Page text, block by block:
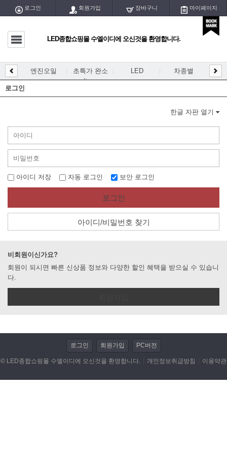
마이페이지
엔진오일
초특가 완소 Item
차종별
DIY용 PCB
DIY용 블럭/홀더
저항/전자부품/전자모듈
DIY KIT
로그인 회원가입 장바구니 마이페이지
LED종합쇼핑몰 수엘이디에 오신것을 환영합니다.
엔진오일
초특가 완소
Item
LED 차종별 DIY
LED
개등/
로그인
한글 자판 열기
아이디 저장 자동 로그인 보안 로그인
로그인
아이디/비밀번호 찾기
비회원이신가요?
회원이 되시면 빠른 신상품 정보와 다양한 할인 혜택을 받으실 수 있습니
다.
로그인 회원가입 PC버전
© LED종합쇼핑몰 수엘이디에 오신것을 환영합니다. 개인정보취급방침 이용약관